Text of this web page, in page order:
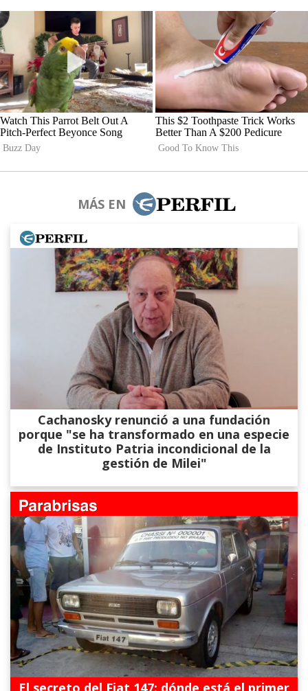
MÁS EN
Cachanosky renunció a una fundación
porque "se ha transformado en una especie
de Instituto Patria incondicional de la
gestión de Milei"
El secreto del Fiat 147: dónde está el primer